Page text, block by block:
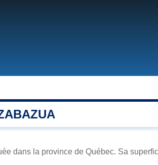
dans la province de Québec. Sa